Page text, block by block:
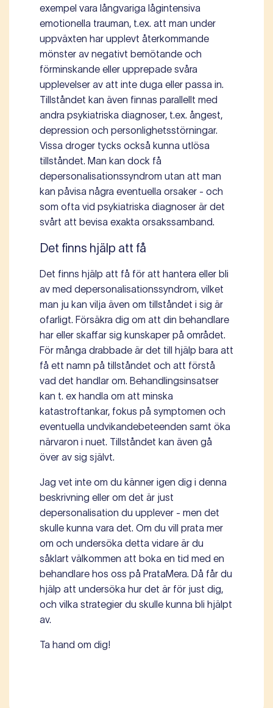
exempel vara långvariga lågintensiva
emotionella trauman, t.ex. att man under
uppväxten har upplevt återkommande
mönster av negativt bemötande och
förminskande eller upprepade svåra
upplevelser av att inte duga eller passa in.
Tillståndet kan även finnas parallellt med
andra psykiatriska diagnoser, t.ex. ångest,
depression och personlighetsstörningar.
Vissa droger tycks också kunna utlösa
tillståndet. Man kan dock få
depersonalisationssyndrom utan att man
kan påvisa några eventuella orsaker - och
som ofta vid psykiatriska diagnoser är det
svårt att bevisa exakta orsakssamband.
Det finns hjälp att få
Det finns hjälp att få för att hantera eller bli
av med depersonalisationssyndrom, vilket
man ju kan vilja även om tillståndet i sig är
ofarligt. Försäkra dig om att din behandlare
har eller skaffar sig kunskaper på området.
För många drabbade är det till hjälp bara att
få ett namn på tillståndet och att förstå
vad det handlar om. Behandlingsinsatser
kan t. ex handla om att minska
katastroftankar, fokus på symptomen och
eventuella undvikandebeteenden samt öka
närvaron i nuet. Tillståndet kan även gå
över av sig självt.
Jag vet inte om du känner igen dig i denna
beskrivning eller om det är just
depersonalisation du upplever - men det
skulle kunna vara det. Om du vill prata mer
om och undersöka detta vidare är du
såklart välkommen att boka en tid med en
behandlare hos oss på PrataMera. Då får du
hjälp att undersöka hur det är för just dig,
och vilka strategier du skulle kunna bli hjälpt
av.
Ta hand om dig!